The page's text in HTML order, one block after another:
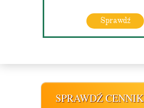
Sprawdź
SPRAWDŹ CENNIK